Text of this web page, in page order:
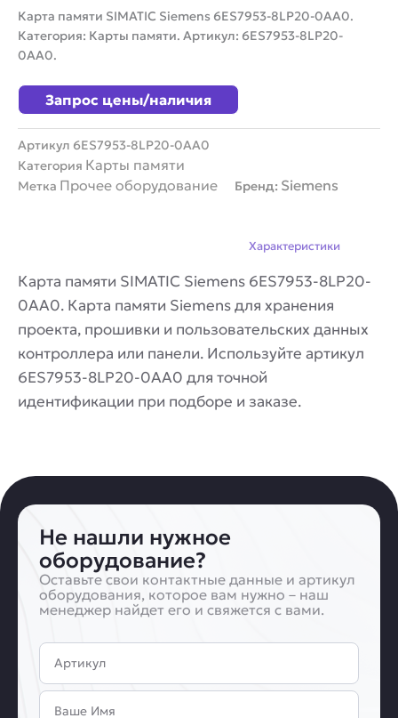
Карта памяти SIMATIC Siemens 6ES7953-8LP20-0AA0.
Категория: Карты памяти. Артикул: 6ES7953-8LP20-
0AA0.
Запрос цены/наличия
Артикул 6ES7953-8LP20-0AA0
Категория Карты памяти
Метка Прочее оборудование Бренд: Siemens
Характеристики
Карта памяти SIMATIC Siemens 6ES7953-8LP20-
0AA0. Карта памяти Siemens для хранения
проекта, прошивки и пользовательских данных
контроллера или панели. Используйте артикул
6ES7953-8LP20-0AA0 для точной
идентификации при подборе и заказе.
Не нашли нужное
оборудование?
Оставьте свои контактные данные и артикул
оборудования, которое вам нужно – наш
менеджер найдет его и свяжется с вами.
Артикул
Имя